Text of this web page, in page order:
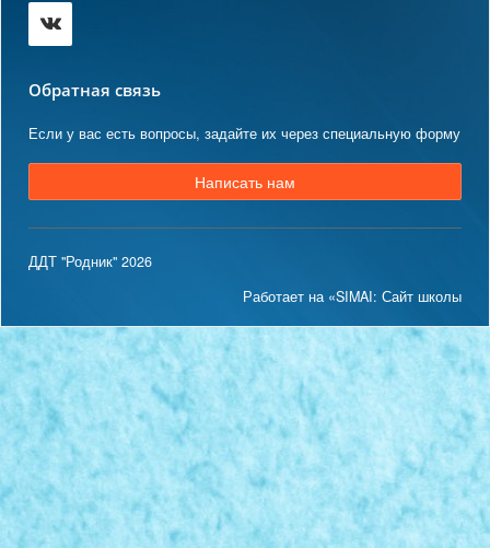
Обратная связь
Если у вас есть вопросы, задайте их через специальную форму
Написать нам
ДДТ "Родник" 2026
Работает на «SIMAI: Сайт школы